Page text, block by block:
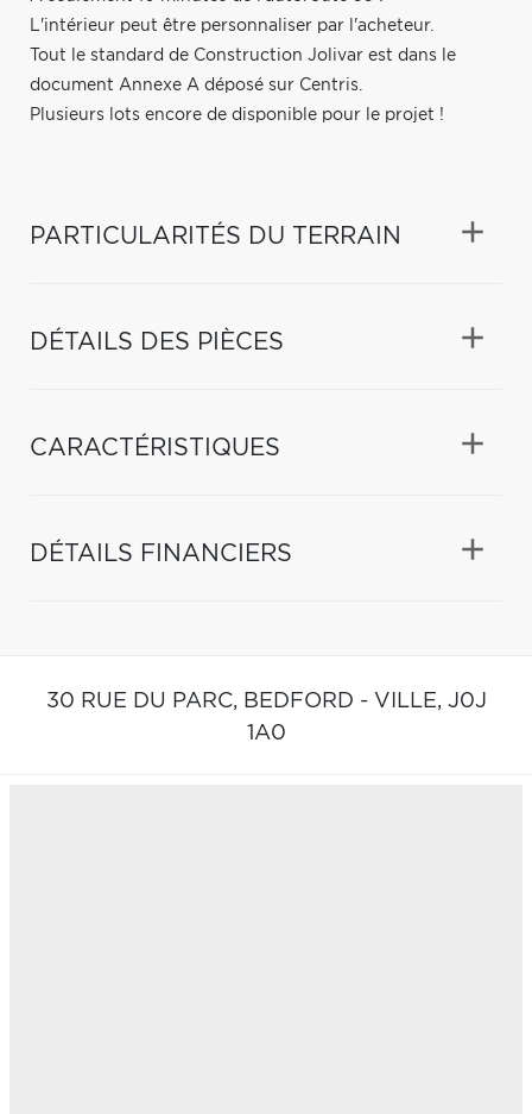
L'intérieur peut être personnaliser par l'acheteur.
Tout le standard de Construction Jolivar est dans le
document Annexe A déposé sur Centris.
Plusieurs lots encore de disponible pour le projet !
PARTICULARITÉS DU TERRAIN
DÉTAILS DES PIÈCES
CARACTÉRISTIQUES
DÉTAILS FINANCIERS
30 RUE DU PARC, BEDFORD - VILLE, J0J
1A0